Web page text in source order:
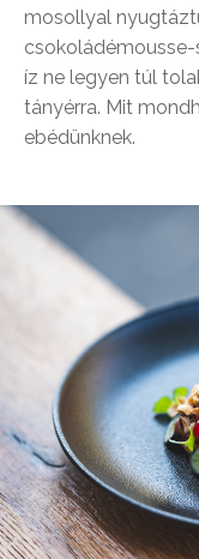
mosollyal
íz ne legyen túl
tányérra. Mit
ebédünknek.